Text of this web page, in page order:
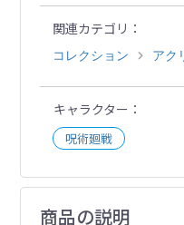
関連カテゴリ
コレクション アク
キャラクター
呪術廻戦
商品の説明